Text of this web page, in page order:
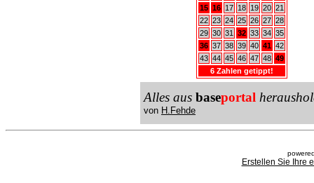
15 16 17 18 19 20 21
22 23 24 25 26 27 28
29 30 31 32 33 34 35
36 37 38 39 40 41 42
43 44 45 46 47 48 49
6 Zahlen getippt!
Alles aus baseportal
von H.Fehde
Erstellen Sie Ihre